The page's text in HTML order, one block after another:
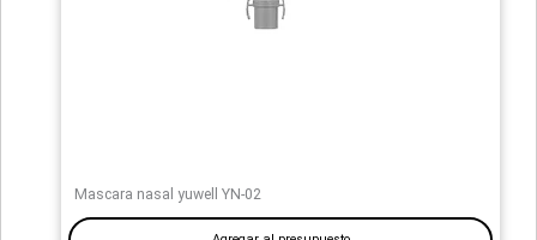
Mascara nasal yuwell YN-02